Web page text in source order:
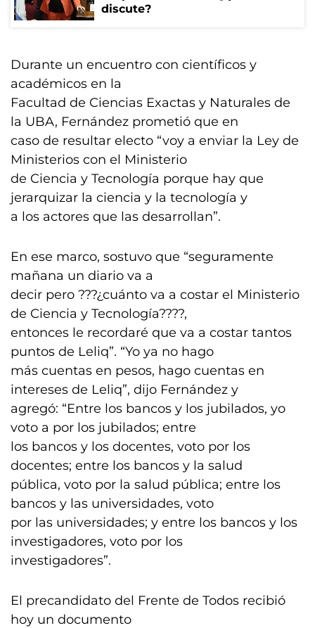
discute?
Durante un encuentro con científicos y
académicos en la
Facultad de Ciencias Exactas y Naturales de
la UBA, Fernández prometió que en
caso de resultar electo “voy a enviar la Ley de
Ministerios con el Ministerio
de Ciencia y Tecnología porque hay que
jerarquizar la ciencia y la tecnología y
a los actores que las desarrollan”.
En ese marco, sostuvo que “seguramente
mañana un diario va a
decir pero ???¿cuánto va a costar el Ministerio
de Ciencia y Tecnología????,
entonces le recordaré que va a costar tantos
puntos de Leliq”. “Yo ya no hago
más cuentas en pesos, hago cuentas en
intereses de Leliq”, dijo Fernández y
agregó: “Entre los bancos y los jubilados, yo
voto a por los jubilados; entre
los bancos y los docentes, voto por los
docentes; entre los bancos y la salud
pública, voto por la salud pública; entre los
bancos y las universidades, voto
por las universidades; y entre los bancos y los
investigadores, voto por los
investigadores”.
El precandidato del Frente de Todos recibió
hoy un documento